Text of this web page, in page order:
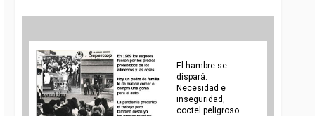
El hambre se
dispará.
Necesidad e
inseguridad,
coctel peligroso